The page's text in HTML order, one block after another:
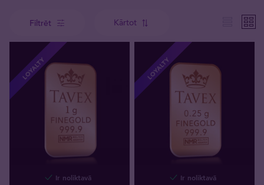
Filtrēt Kārtot
LOYALTY
Ir noliktavā
LOYALTY
Ir noliktavā